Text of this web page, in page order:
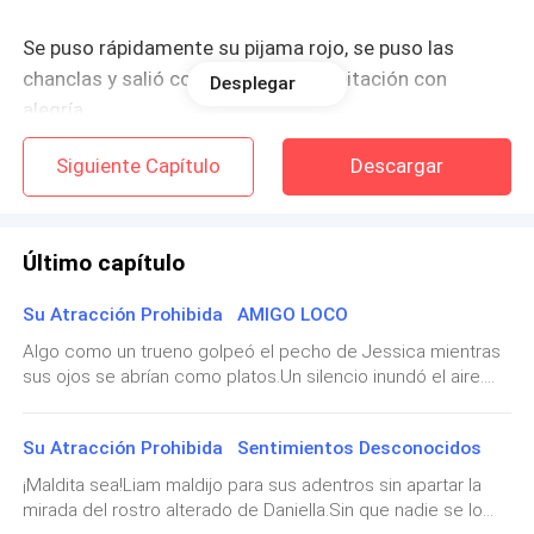
Se puso rápidamente su pijama rojo, se puso las
chanclas y salió corriendo de su habitación con
alegría.
Casi corrió por el pasillo; la alegría que latía en su
corazón no tenía límites.
Además, movió el pomo de la puerta, la abrió y asomó
"¿Papá, puedo entrar?"
en la enorme y exquisita habitación.
Desplegar
Siguiente Capítulo Descargar
Último capítulo
Su Atracción Prohibida AMIGO LOCO
Algo como un trueno golpeó el pecho de Jessica mientras
sus ojos se abrían como platos.Un silencio inundó el aire.
directamente a su cintura para estabilizarla y evitar que
cayera. Así, sus miradas se cruzaron y todo el lugar se
derrumbó."¿Se conocen?" La voz del presidente, el Sr.
Arthur, los devolvió a la realidad e inmediatamente, Jessica
Su Atracción Prohibida Sentimientos Desconocidos
¡Maldita sea!Liam maldijo para sus adentros sin apartar la
mirada del rostro alterado de Daniella.Sin que nadie se lo